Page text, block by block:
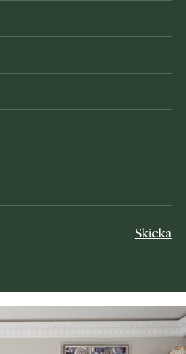
Skicka